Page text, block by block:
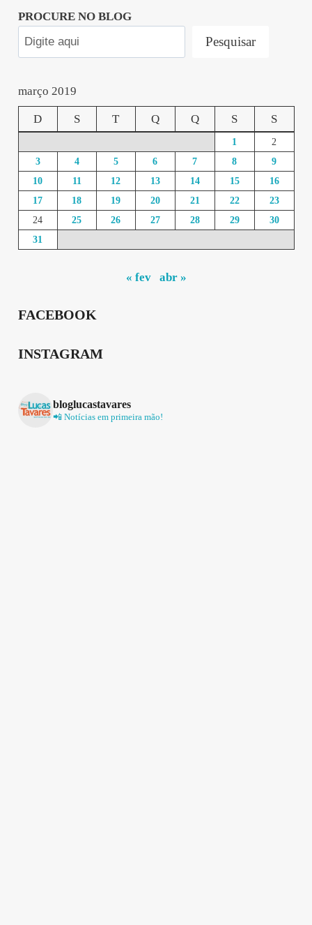
PROCURE NO BLOG
Pesquisar
março 2019
D S T Q Q S S
1
2
3
4 5 6 7 8
9
10
11 12 13 14 15
16
17
18 19 20 21 22
23
24
25 26 27 28 29
30
31
« fev abr »
FACEBOOK
INSTAGRAM
bloglucastavares
📲 Notícias em primeira mão!